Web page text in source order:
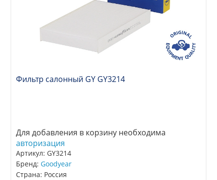
Фильтр салонный GY GY3214
Для добавления в корзину необходима
авторизация
Артикул: GY3214
Бренд:Goodyear
Страна: Россия